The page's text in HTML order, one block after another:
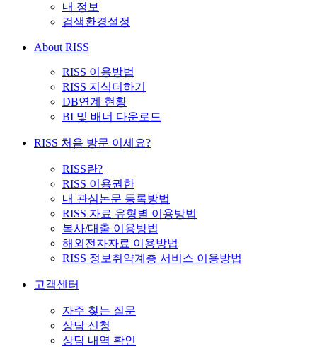
내 정보
검색환경설정
About RISS
RISS 이용방법
RISS 지식더하기
DB연계 현황
BI 및 배너 다운로드
RISS 처음 방문 이세요?
RISS란?
RISS 이용권한
내 관심논문 등록방법
RISS 자료 유형별 이용방법
복사/대출 이용방법
해외전자자료 이용방법
RISS 정보취약계층 서비스 이용방법
고객센터
자주 찾는 질문
상담 신청
상담 내역 확인